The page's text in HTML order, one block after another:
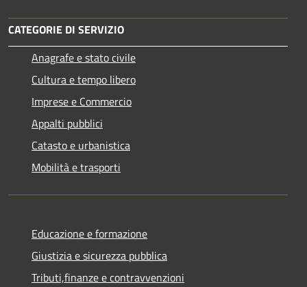
CATEGORIE DI SERVIZIO
Anagrafe e stato civile
Cultura e tempo libero
Imprese e Commercio
Appalti pubblici
Catasto e urbanistica
Mobilità e trasporti
Educazione e formazione
Giustizia e sicurezza pubblica
Tributi,finanze e contravvenzioni